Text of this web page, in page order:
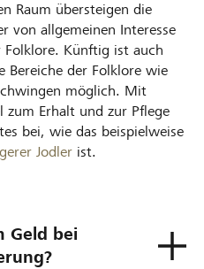
Raum übersteigen die
von allgemeinen Interesse
Künftig ist auch
Bereiche der Folklore wie
möglich. Mit
zum Erhalt und zur Pflege
bei, wie das beispielweise
Jodler ist.
Geld bei